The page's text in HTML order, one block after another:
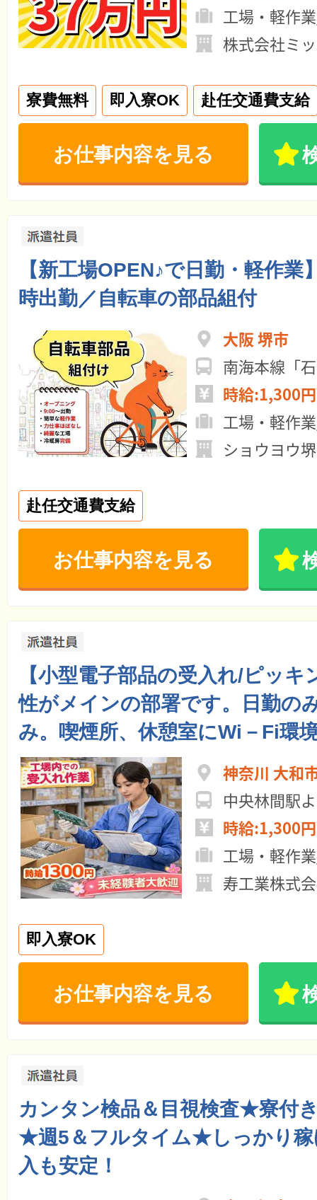
工場・軽作
株式会社ミ
寮費無料 即入寮OK 赴任交通費支給
お仕事内容を見る
【新工場OPEN♪で日勤・軽作業
時出勤／自転車の部品組付
大阪 堺市
時給:1,300
工場・軽作
ショウヨウ
赴任交通費支給
お仕事内容を見る
【小型電子部品の受入れ/ピッキ
性がメインの部署です。日勤の
み。喫煙所、休憩室にWi－Fi環
神奈川 大和
中央林間駅
時給:1,300
工場・軽作
寿工業株式
即入寮OK
お仕事内容を見る
カンタン検品＆目視検査★寮付
★週5＆フルタイム★しっかり稼
入も安定！